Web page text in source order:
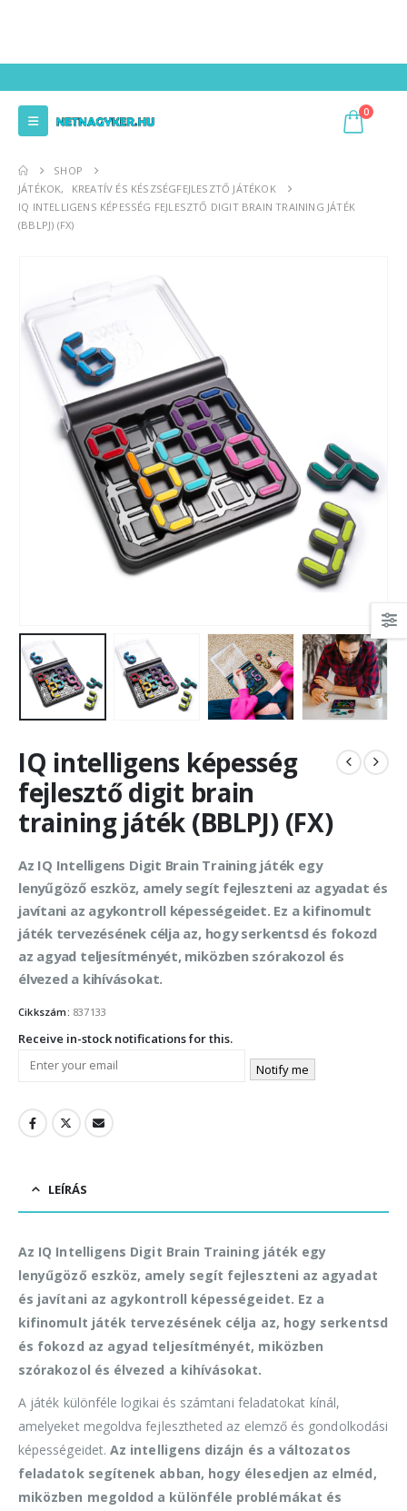
0
SHOP
JÁTÉKOK,
KREATÍV ÉS KÉSZSÉGFEJLESZTŐ JÁTÉKOK
IQ INTELLIGENS KÉPESSÉG FEJLESZTŐ DIGIT BRAIN TRAINING JÁTÉK
(BBLPJ) (FX)
IQ intelligens képesség
fejlesztő digit brain
training játék (BBLPJ) (FX)
Az IQ Intelligens Digit Brain Training játék egy
lenyűgöző eszköz, amely segít fejleszteni az agyadat és
javítani az agykontroll képességeidet. Ez a kifinomult
játék tervezésének célja az, hogy serkentsd és fokozd
az agyad teljesítményét, miközben szórakozol és
élvezed a kihívásokat.
Cikkszám: 837133
Receive in-stock notifications for this.
Notify me
LEÍRÁS
Az IQ Intelligens Digit Brain Training játék egy
lenyűgöző eszköz, amely segít fejleszteni az agyadat
és javítani az agykontroll képességeidet. Ez a
kifinomult játék tervezésének célja az, hogy serkentsd
és fokozd az agyad teljesítményét, miközben
szórakozol és élvezed a kihívásokat.
A játék különféle logikai és számtani feladatokat kínál,
amelyeket megoldva fejlesztheted az elemző és gondolkodási
képességeidet.Az intelligens dizájn és a változatos
feladatok segítenek abban, hogy élesedjen az elméd,
miközben megoldod a különféle problémákat és